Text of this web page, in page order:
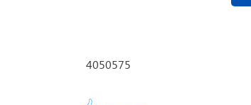
4050575